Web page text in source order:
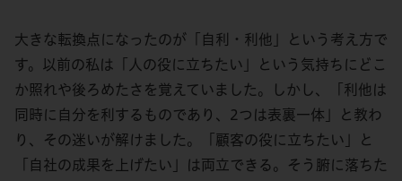
大きな転換点になったのが「自利・利他」という考え方で
す。以前の私は「人の役に立ちたい」という気持ちにどこ
か照れや後ろめたさを覚えていました。しかし、「利他は
同時に自分を利するものであり、2つは表裏一体」と教わ
り、その迷いが解けました。「顧客の役に立ちたい」と
「自社の成果を上げたい」は両立できる。そう腑に落ちた